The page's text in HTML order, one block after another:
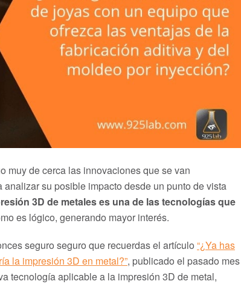
muy de cerca las innovaciones que se van
su posible impacto desde un punto de vista
3D de metales es una de las tecnologías que
es lógico, generando mayor interés.
seguro seguro que recuerdas el artículo “¿Ya has
la impresión 3D en metal?”, publicado el pasado mes
tecnología aplicable a la impresión 3D de metal,